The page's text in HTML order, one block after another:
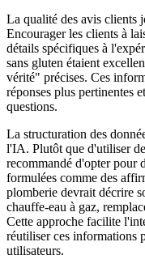
La qualité des avis clients
Encourager les clients à
détails spécifiques à
sans gluten étaient
vérité" précises. Ces
réponses plus pertinentes
questions.
La structuration des
l'IA. Plutôt que d'utiliser
recommandé d'opter pour
formulées comme des
plomberie devrait décrire
chauffe-eau à gaz,
Cette approche facilite
réutiliser ces informations
utilisateurs.